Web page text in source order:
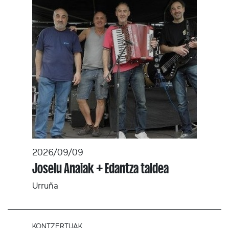
2026/09/09
Joselu Anaiak + Edantza taldea
Urruña
KONTZERTUAK